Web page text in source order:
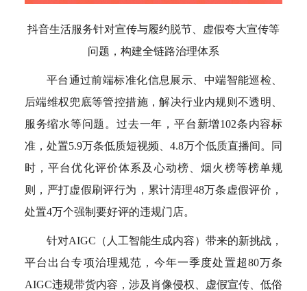
抖音生活服务针对宣传与履约脱节、虚假夸大宣传等
问题，构建全链路治理体系
平台通过前端标准化信息展示、中端智能巡检、
后端维权兜底等管控措施，解决行业内规则不透明、
服务缩水等问题。过去一年，平台新增102条内容标
准，处置5.9万条低质短视频、4.8万个低质直播间。同
时，平台优化评价体系及心动榜、烟火榜等榜单规
则，严打虚假刷评行为，累计清理48万条虚假评价，
处置4万个强制要好评的违规门店。
针对AIGC（人工智能生成内容）带来的新挑战，
平台出台专项治理规范，今年一季度处置超80万条
AIGC违规带货内容，涉及肖像侵权、虚假宣传、低俗